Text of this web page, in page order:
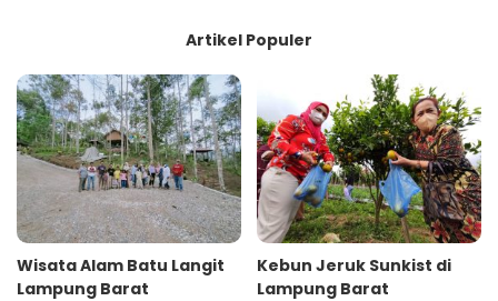
Artikel Populer
Wisata Alam Batu Langit
Lampung Barat
Kebun Jeruk Sunkist di
Lampung Barat